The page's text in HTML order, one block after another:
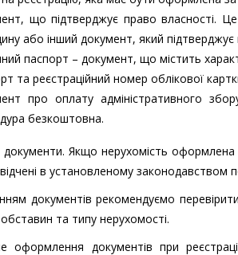
що підтверджує право власності.
або інший документ, який підтверджує
паспорт – документ, що містить
та реєстраційний номер облікової
про оплату адміністративного
безкоштовна.
документи. Якщо нерухомість оформлена
в установленому законодавством
документів рекомендуємо
та типу нерухомості.
оформлення документів при